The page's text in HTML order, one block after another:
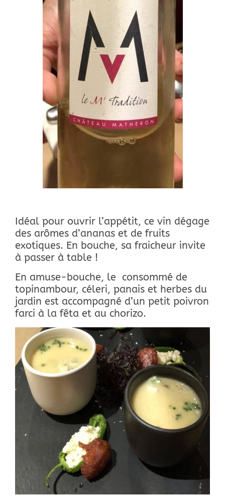
Idéal pour ouvrir l’appétit, ce vin dégage
des arômes d’ananas et de fruits
exotiques. En bouche, sa fraicheur invite
à passer à table !
En amuse-bouche, le consommé de
topinambour, céleri, panais et herbes du
jardin est accompagné d’un petit poivron
farci à la fêta et au chorizo.